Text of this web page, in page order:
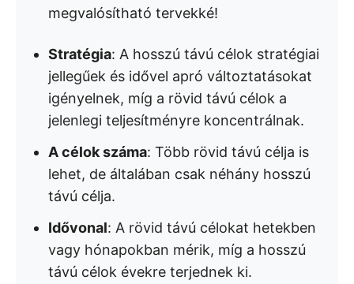
megvalósítható tervekké!
Stratégia: A hosszú távú célok stratégiai
jellegűek és idővel apró változtatásokat
igényelnek, míg a rövid távú célok a
jelenlegi teljesítményre koncentrálnak.
A célok száma: Több rövid távú célja is
lehet, de általában csak néhány hosszú
távú célja.
Idővonal: A rövid távú célokat hetekben
vagy hónapokban mérik, míg a hosszú
távú célok évekre terjednek ki.